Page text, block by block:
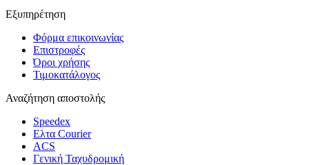
Εξυπηρέτηση
Φόρμα επικοινωνίας
Επιστροφές
Όροι χρήσης
Τιμοκατάλογος
Αναζήτηση αποστολής
Speedex
Ελτα Courier
ACS
Γενική Ταχυδρομική